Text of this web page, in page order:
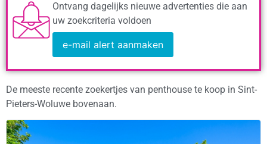
Ontvang dagelijks nieuwe advertenties die aan
uw zoekcriteria voldoen
e-mail alert aanmaken
De meeste recente zoekertjes van penthouse te koop in Sint-
Pieters-Woluwe bovenaan.